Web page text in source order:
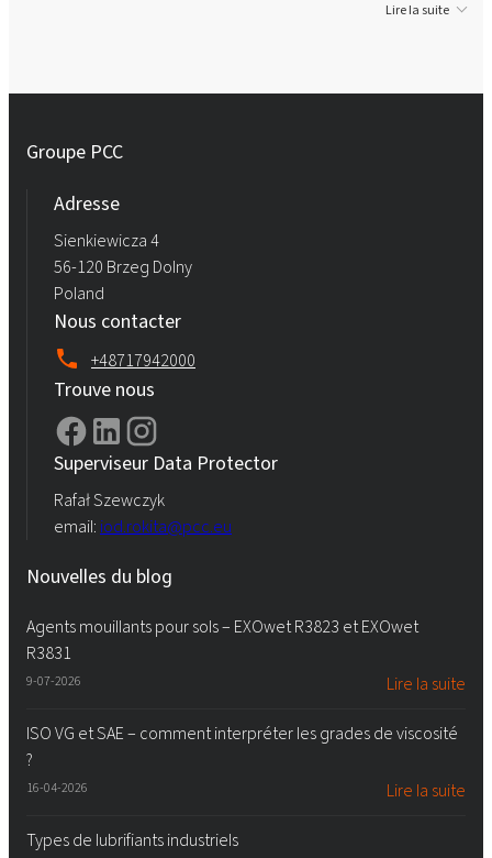
Lire la suite
Groupe PCC
Adresse
Sienkiewicza 4
56-120 Brzeg Dolny
Poland
Nous contacter
+48717942000
Trouve nous
Superviseur Data Protector
Rafał Szewczyk
email: iod.rokita@pcc.eu
Nouvelles du blog
Agents mouillants pour sols – EXOwet R3823 et EXOwet
R3831
9-07-2026 Lire la suite
ISO VG et SAE – comment interpréter les grades de viscosité
?
16-04-2026 Lire la suite
Types de lubrifiants industriels